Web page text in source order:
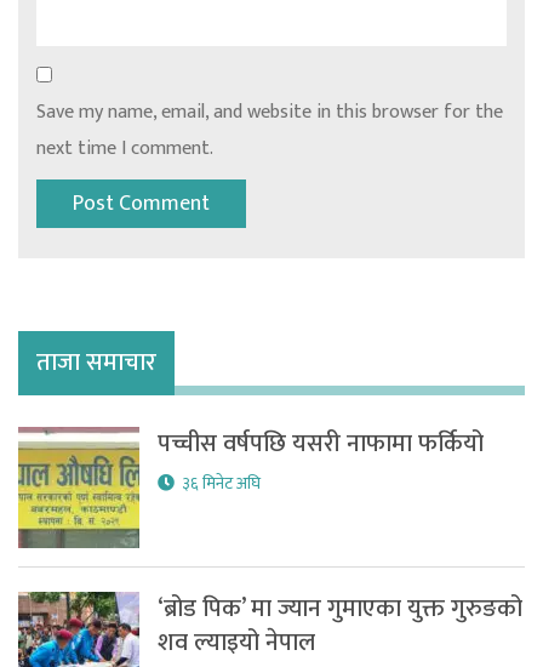
Save my name, email, and website in this browser for the
next time I comment.
ताजा समाचार
पच्चीस वर्षपछि यसरी नाफामा फर्कियो
३६ मिनेट अघि
‘ब्रोड पिक’ मा ज्यान गुमाएका युक्त गुरुङको
शव ल्याइयो नेपाल